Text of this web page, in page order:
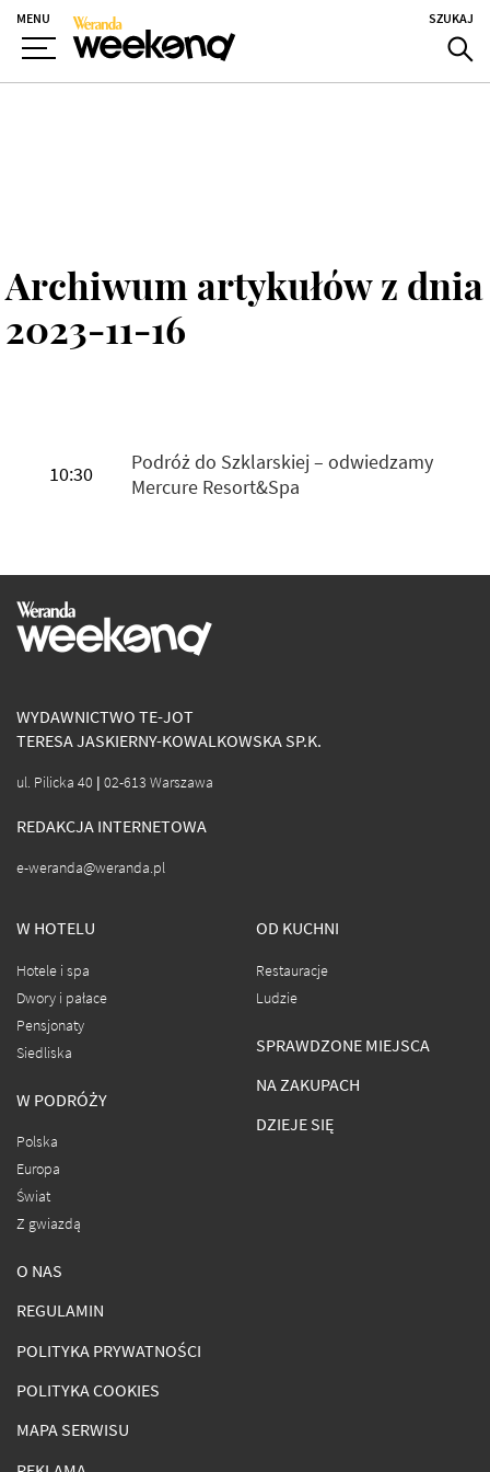
MENU SZUKAJ
Archiwum artykułów z dnia
2023-11-16
10:30
Podróż do Szklarskiej – odwiedzamy
Mercure Resort&Spa
WYDAWNICTWO TE-JOT
TERESA JASKIERNY-KOWALKOWSKA SP.K.
ul. Pilicka 40 | 02-613 Warszawa
REDAKCJA INTERNETOWA
e-weranda@weranda.pl
W HOTELU
Hotele i spa
Dwory i pałace
Pensjonaty
Siedliska
W PODRÓŻY
Polska
Europa
Świat
Z gwiazdą
OD KUCHNI
Restauracje
Ludzie
SPRAWDZONE MIEJSCA
NA ZAKUPACH
DZIEJE SIĘ
O NAS
REGULAMIN
POLITYKA PRYWATNOŚCI
POLITYKA COOKIES
MAPA SERWISU